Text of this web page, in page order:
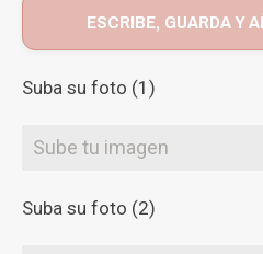
ESCRIBE, GUARDA Y
Suba su foto (1)
Sube tu imagen
Suba su foto (2)